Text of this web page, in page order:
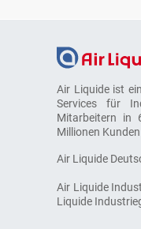
Air Liquide ist
Services für
Mitarbeitern in
Millionen
Air Liquide
Air Liquide
Liquide